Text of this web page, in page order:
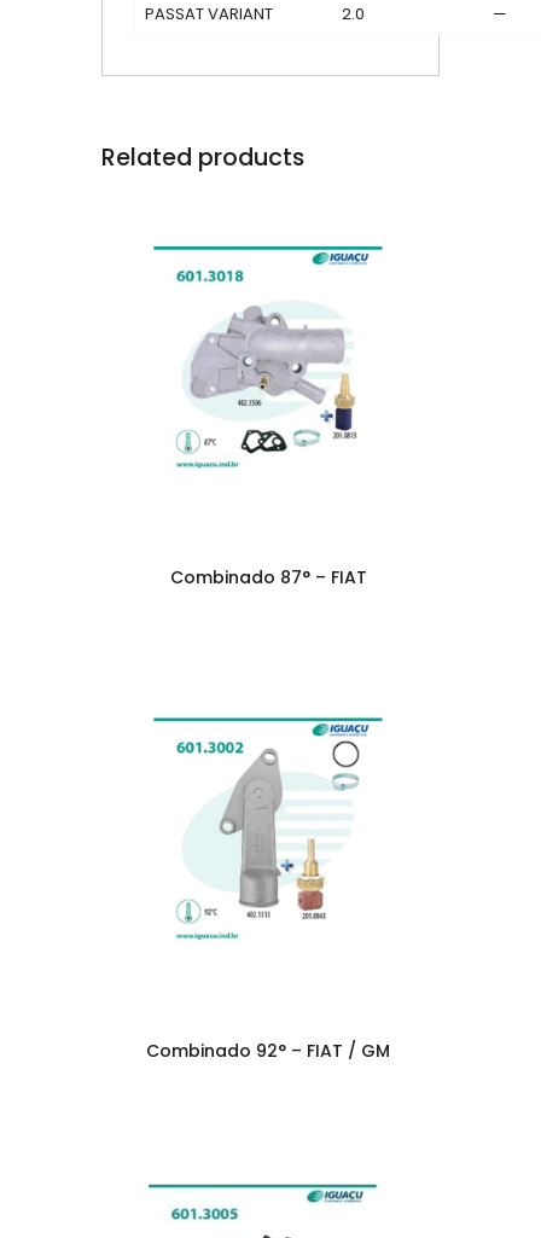
PASSAT VARIANT
2.0 —
Related products
Combinado 87° – FIAT
Combinado 92° – FIAT / GM